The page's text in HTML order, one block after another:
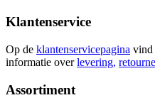
Klantenservice
Op de klantenservicepagina vind
informatie over levering,
Assortiment